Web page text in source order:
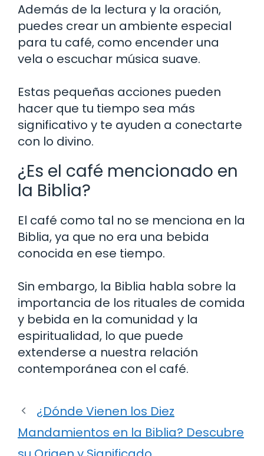
Además de la lectura y la oración,
puedes crear un ambiente especial
para tu café, como encender una
vela o escuchar música suave.
Estas pequeñas acciones pueden
hacer que tu tiempo sea más
significativo y te ayuden a conectarte
con lo divino.
¿Es el café mencionado en
la Biblia?
El café como tal no se menciona en la
Biblia, ya que no era una bebida
conocida en ese tiempo.
Sin embargo, la Biblia habla sobre la
importancia de los rituales de comida
y bebida en la comunidad y la
espiritualidad, lo que puede
extenderse a nuestra relación
contemporánea con el café.
¿Dónde Vienen los Diez
Mandamientos en la Biblia? Descubre